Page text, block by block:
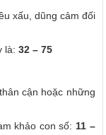
xấu, dũng cảm đối
là:32 – 75
cận hoặc những
khảo con số: 11 –